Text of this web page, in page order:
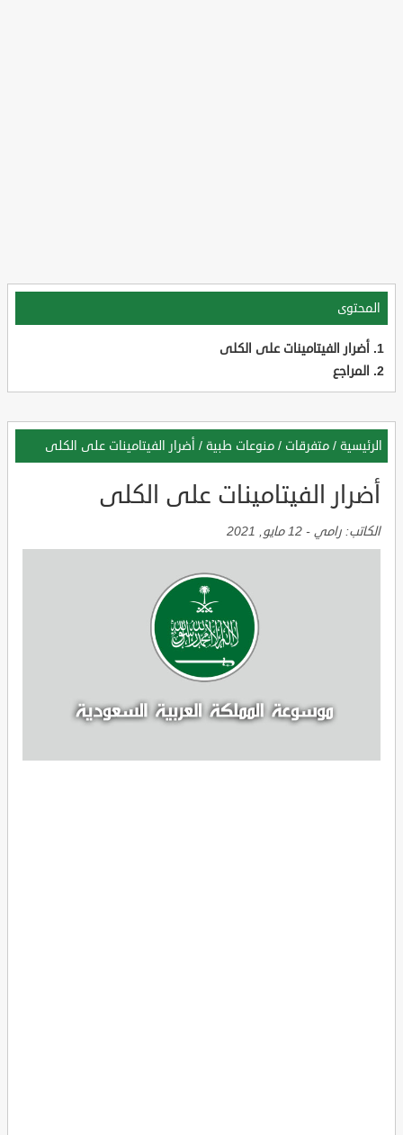
المحتوى
أضرار الفيتامينات على الكلى
المراجع
الرئيسية / متفرقات / منوعات طبية / أضرار الفيتامينات على الكلى
أضرار الفيتامينات على الكلى
الكاتب: رامي - 12 مايو, 2021